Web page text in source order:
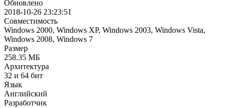
Обновлено
2018-10-26 23:23:51
Совместимость
Windows 2000, Windows XP, Windows 2003, Windows Vista,
Windows 2008, Windows 7
Размер
258.35 МБ
Архитектура
32 и 64 бит
Язык
Английский
Разработчик